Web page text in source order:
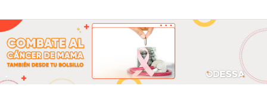
Saltar
contenido
Comunidad
ODESSA